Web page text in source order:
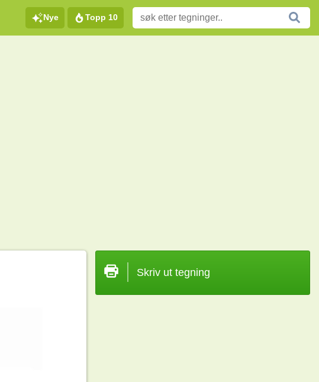
Nye Topp 10
Skriv ut tegning